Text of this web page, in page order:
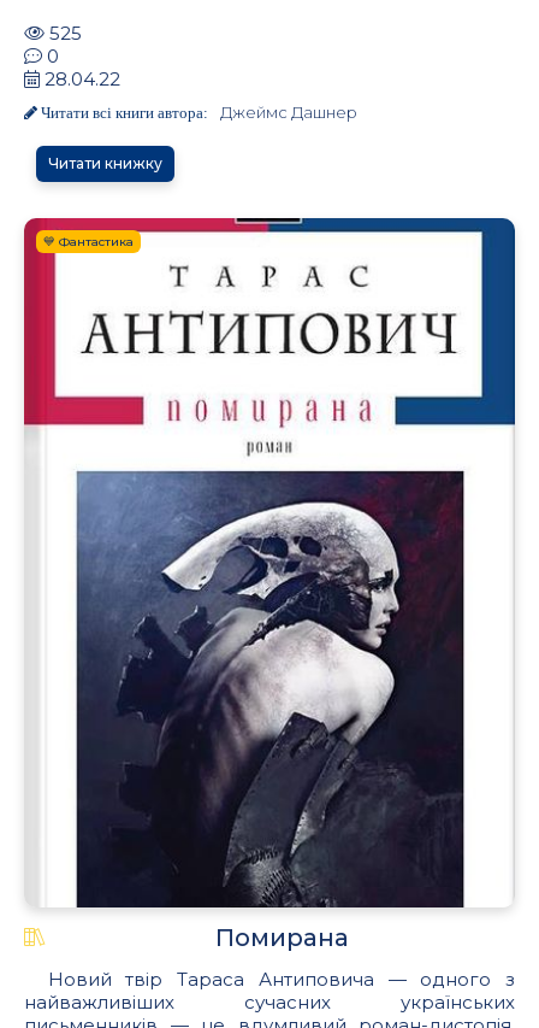
525
0
28.04.22
Читати всі книги автора: Джеймс Дашнер
Читати книжку
💙 Фантастика
Помирана
Новий твір Тараса Антиповича — одного з
найважливіших сучасних українських